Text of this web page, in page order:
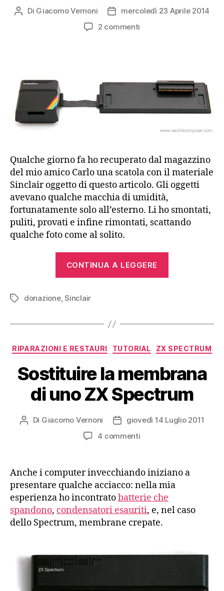
Autore
Di Giacomo Vernoni
Data
dell'articolo
mercoledì 23 Aprile 2014
2 commenti
e
(1983)
Qualche giorno fa ho recuperato dal magazzino
del mio amico Carlo una scatola con il materiale
Sinclair oggetto di questo articolo. Gli oggetti
avevano qualche macchia di umidità,
fortunatamente solo all’esterno. Li ho smontati,
puliti, provati e infine rimontati, scattando
qualche foto come al solito.
CONTINUA A LEGGERE
ZX
(1983)”
Tag donazione,Sinclair
Categorie
RIPARAZIONI E RESTAURI TUTORIAL ZX SPECTRUM
Sostituire la membrana
di uno ZX Spectrum
Autore
Di Giacomo Vernoni
Data
dell'articolo
giovedì 14 Luglio 2011
4 commentisu
membrana
di
uno
ZX
Spectrum
Anche i computer invecchiando iniziano a
presentare qualche acciacco: nella mia
esperienza ho incontratobatterie che
spandono, condensatori esauriti, e, nel caso
dello Spectrum, membrane crepate.